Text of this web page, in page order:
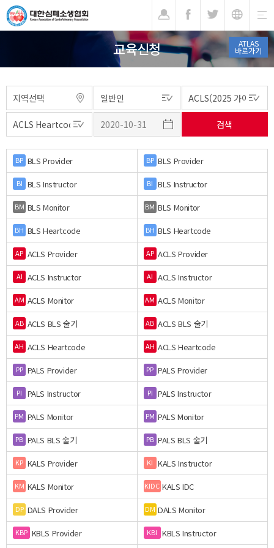
ATLAS
바로가기
교육신청
BP BLS Provider BP BLS Provider
BI BLS Instructor BI BLS Instructor
BM BLS Monitor BM BLS Monitor
BH BLS Heartcode BH BLS Heartcode
AP ACLS Provider AP ACLS Provider
AI ACLS Instructor AI ACLS Instructor
AM ACLS Monitor AM ACLS Monitor
AB ACLS BLS 술기 AB ACLS BLS 술기
AH ACLS Heartcode AH ACLS Heartcode
PP PALS Provider PP PALS Provider
PI PALS Instructor PI PALS Instructor
PM PALS Monitor PM PALS Monitor
PB PALS BLS 술기 PB PALS BLS 술기
KP KALS Provider KI KALS Instructor
KM KALS Monitor KIDC KALS IDC
DP DALS Provider DM DALS Monitor
KBP KBLS Provider KBI KBLS Instructor